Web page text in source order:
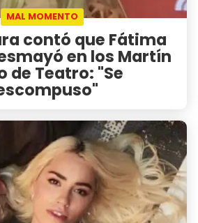
MAL MOMENTO
contó que Fátima
en los Martín
de Teatro: "Se